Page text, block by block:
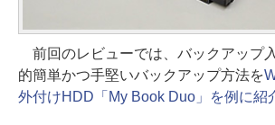
前回のレビューでは、バックアップ
的簡単かつ手堅いバックアップ方法を
外付けHDD「My Book Duo」を例に紹